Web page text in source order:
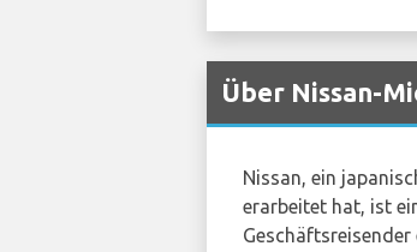
Über Nissan-
Nissan, ein
erarbeitet hat, ist